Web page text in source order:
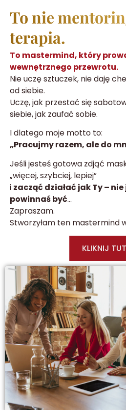
To nie
terapia.
To mastermind, który
wewnętrznego przewrotu.
Nie uczę sztuczek, nie daję
od siebie.
Uczę, jak przestać się
siebie, jak zaufać sobie.
I dlatego moje motto to:
„Pracujmy razem, ale do
Jeśli jesteś gotowa zdjąć
„więcej, szybciej, lepiej”
i zacząć działać jak Ty –
powinnaś być…
Zapraszam.
Stworzyłam ten mastermind
KLIKNIJ